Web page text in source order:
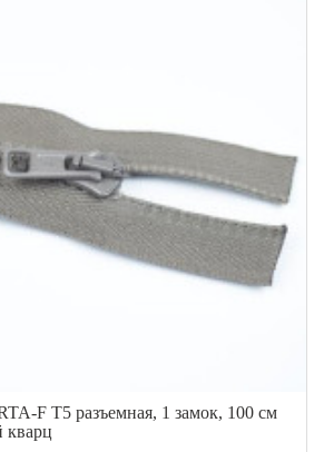
F Т5 разъемная, 1 замок, 100 см
кварц